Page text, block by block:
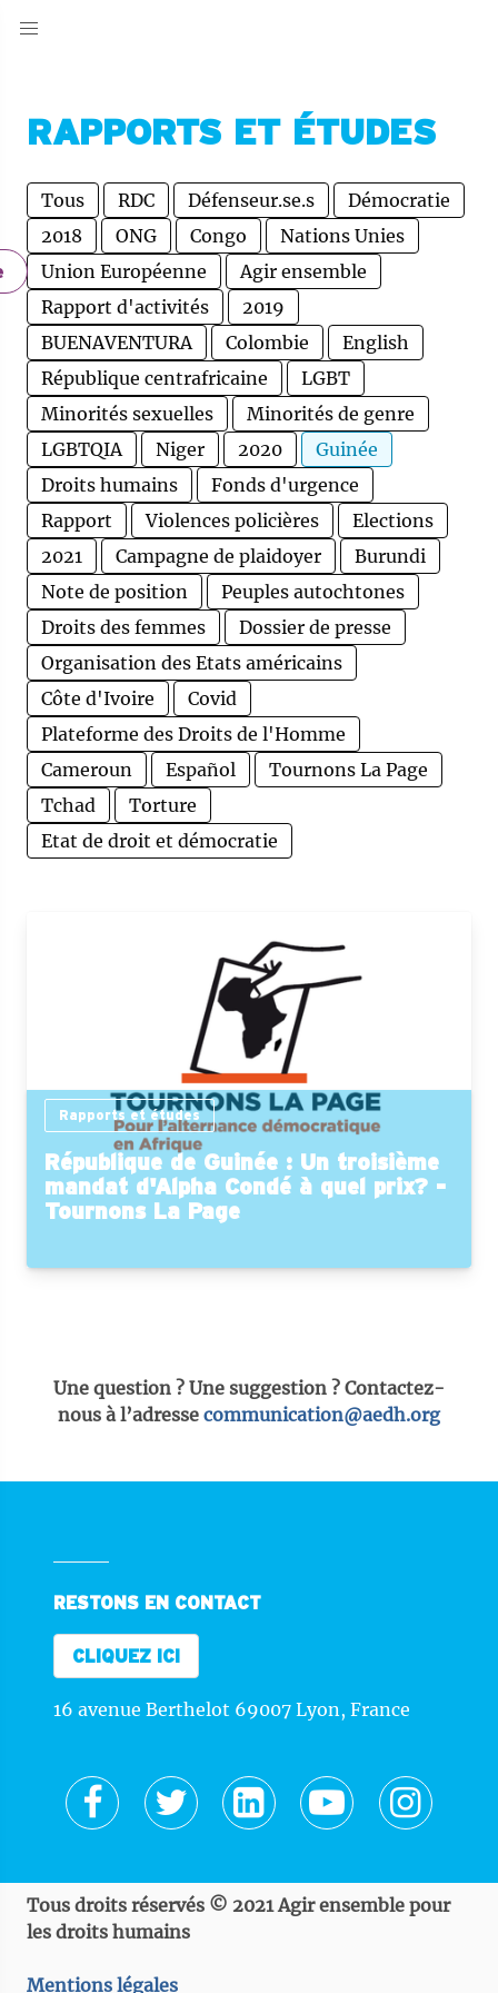
RAPPORTS ET ÉTUDES
Tous RDC Défenseur.se.s
Démocratie
2018
ONG Congo
Nations Unies
Union Européenne
Agir ensemble
Rapport d'activités
2019
BUENAVENTURA
Colombie
English
République centrafricaine
LGBT
Minorités sexuelles
Minorités de genre
LGBTQIA
Niger 2020
Guinée
Droits humains
Fonds d'urgence
Rapport
Violences policières
Elections
2021
Campagne de plaidoyer
Burundi
Note de position
Peuples autochtones
Droits des femmes
Dossier de presse
Organisation des Etats américains
Côte d'Ivoire
Covid
Plateforme des Droits de l'Homme
Cameroun
Español
Tournons La Page
Tchad
Torture
Etat de droit et démocratie
Rapports et études
République de Guinée : Un troisième
mandat d'Alpha Condé à quel prix? -
Tournons La Page
Une question ? Une suggestion ? Contactez-
nous à l’adresse communication@aedh.org
RESTONS EN CONTACT
CLIQUEZ ICI
16 avenue Berthelot 69007 Lyon, France
Tous droits réservés © 2021 Agir ensemble pour
les droits humains
Mentions légales